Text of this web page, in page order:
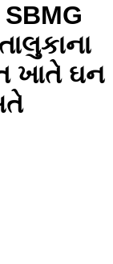
SBMG
ખાતે ઘન